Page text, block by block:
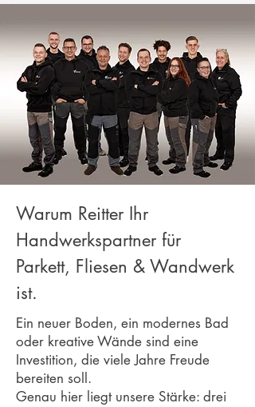
Warum Reitter Ihr
Handwerkspartner für
Parkett, Fliesen & Wandwerk
ist.
Ein neuer Boden, ein modernes Bad
oder kreative Wände sind eine
Investition, die viele Jahre Freude
bereiten soll.
Genau hier liegt unsere Stärke: drei